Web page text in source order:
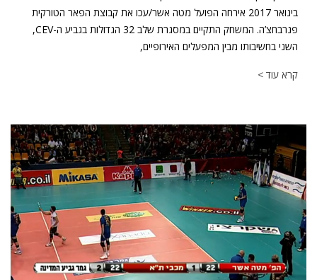
בינואר 2017 אירחה הפועל מטה אשר/עכו את קבוצת הפאר הטורקית
פנרבחצ’ה. המשחק התקיים במסגרת שלב 32 הגדולות בגביע ה-CEV,
השני בחשיבותו מבין המפעלים האירופיים,
קרא עוד >